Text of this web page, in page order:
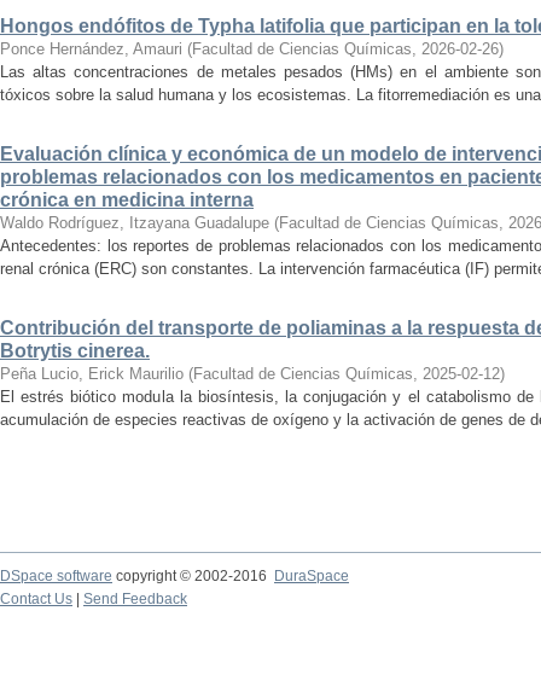
Hongos endófitos de Typha latifolia que participan en la
Ponce Hernández, Amauri (Facultad de Ciencias Químicas, 2026-02-26)
Las altas concentraciones de metales pesados (HMs) en el ambiente
tóxicos sobre la salud humana y los ecosistemas. La fitorremediación es
Evaluación clínica y económica de un modelo de
problemas relacionados con los medicamentos en
crónica en medicina interna
Waldo Rodríguez, Itzayana Guadalupe (Facultad de Ciencias Químicas,
Antecedentes: los reportes de problemas relacionados con los
renal crónica (ERC) son constantes. La intervención farmacéutica (IF)
Contribución del transporte de poliaminas a la respuesta
Botrytis cinerea.
Peña Lucio, Erick Maurilio (Facultad de Ciencias Químicas, 2025-02-12)
El estrés biótico modula la biosíntesis, la conjugación y el catabolismo
acumulación de especies reactivas de oxígeno y la activación de genes de
DSpace software copyright © 2002-2016
DuraSpace
Contact Us
Send Feedback